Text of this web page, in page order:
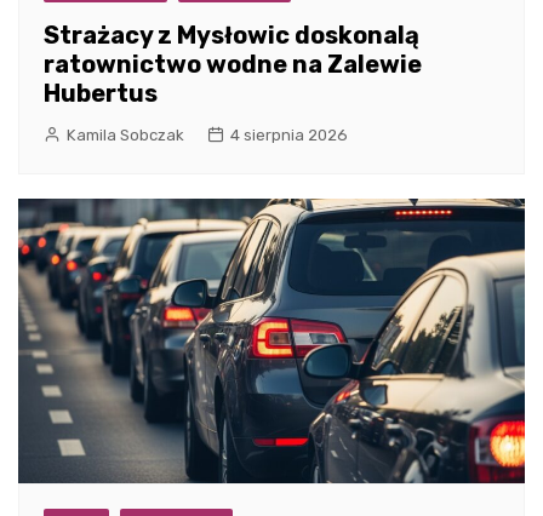
Strażacy z Mysłowic doskonalą
ratownictwo wodne na Zalewie
Hubertus
Kamila Sobczak 4 sierpnia 2026